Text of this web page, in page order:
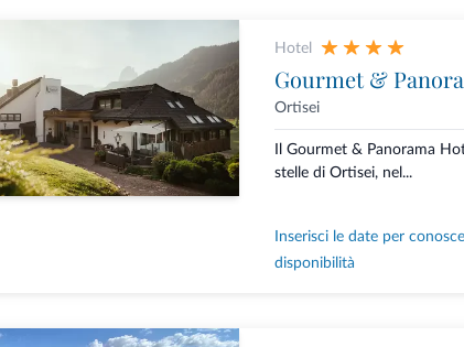
Hotel
Gourmet &
Ortisei
Il Gourmet & Panorama
stelle di Ortisei, nel...
Inserisci le date per
disponibilità